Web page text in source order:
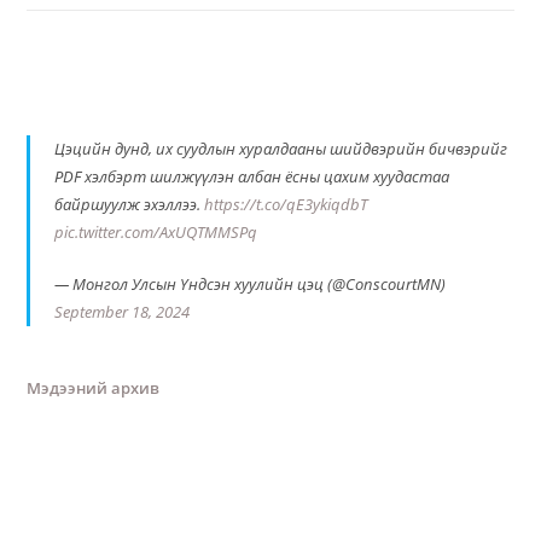
Цэцийн дунд, их суудлын хуралдааны шийдвэрийн бичвэрийг
PDF хэлбэрт шилжүүлэн албан ёсны цахим хуудастаа
байршуулж эхэллээ.https://t.co/qE3ykiqdbT
pic.twitter.com/AxUQTMMSPq
— Монгол Улсын Үндсэн хуулийн цэц (@ConscourtMN)
September 18, 2024
Мэдээний архив